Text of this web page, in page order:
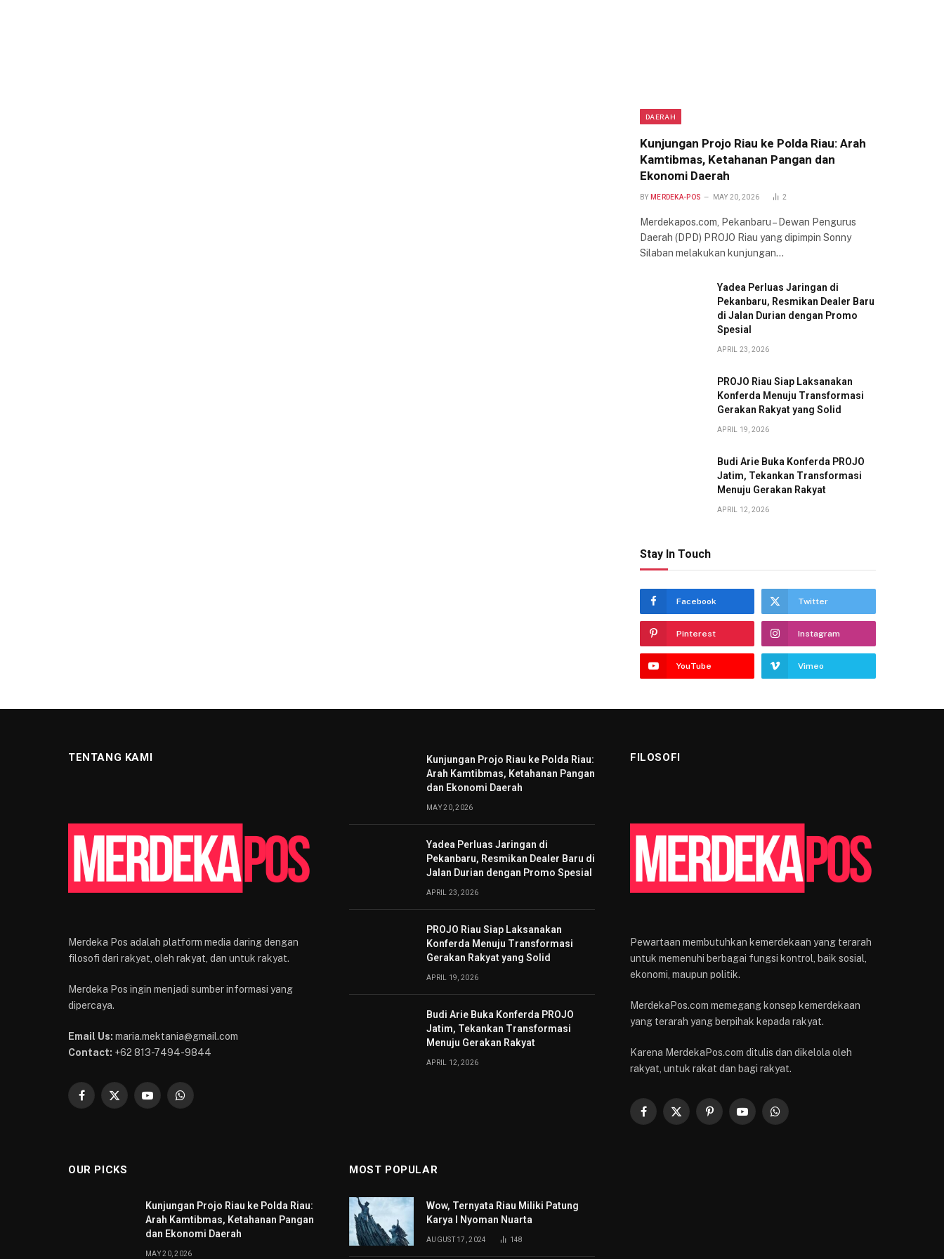
DAERAH
Kunjungan Projo Riau ke Polda Riau: Arah
Kamtibmas, Ketahanan Pangan dan
Ekonomi Daerah
BY MERDEKA-POS MAY 20, 2026 2
Merdekapos.com, Pekanbaru – Dewan Pengurus
Daerah (DPD) PROJO Riau yang dipimpin Sonny
Silaban melakukan kunjungan…
Yadea Perluas Jaringan di
Pekanbaru, Resmikan Dealer Baru
di Jalan Durian dengan Promo
Spesial
APRIL 23, 2026
PROJO Riau Siap Laksanakan
Konferda Menuju Transformasi
Gerakan Rakyat yang Solid
APRIL 19, 2026
Budi Arie Buka Konferda PROJO
Jatim, Tekankan Transformasi
Menuju Gerakan Rakyat
APRIL 12, 2026
Stay In Touch
Facebook Twitter
Pinterest Instagram
YouTube Vimeo
TENTANG KAMI
Merdeka Pos adalah platform media daring dengan
filosofi dari rakyat, oleh rakyat, dan untuk rakyat.
Merdeka Pos ingin menjadi sumber informasi yang
dipercaya.
Email Us: maria.mektania@gmail.com
Contact: +62 813-7494-9844
Facebook
X
YouTubeWhatsApp
Kunjungan Projo Riau ke Polda Riau:
Arah Kamtibmas, Ketahanan Pangan
dan Ekonomi Daerah
MAY 20, 2026
Yadea Perluas Jaringan di
Pekanbaru, Resmikan Dealer Baru di
Jalan Durian dengan Promo Spesial
APRIL 23, 2026
PROJO Riau Siap Laksanakan
Konferda Menuju Transformasi
Gerakan Rakyat yang Solid
APRIL 19, 2026
Budi Arie Buka Konferda PROJO
Jatim, Tekankan Transformasi
Menuju Gerakan Rakyat
APRIL 12, 2026
FILOSOFI
Pewartaan membutuhkan kemerdekaan yang terarah
untuk memenuhi berbagai fungsi kontrol, baik sosial,
ekonomi, maupun politik.
MerdekaPos.com memegang konsep kemerdekaan
yang terarah yang berpihak kepada rakyat.
Karena MerdekaPos.com ditulis dan dikelola oleh
rakyat, untuk rakat dan bagi rakyat.
Facebook
X
PinterestYouTubeWhatsApp
OUR PICKS
Kunjungan Projo Riau ke Polda Riau:
Arah Kamtibmas, Ketahanan Pangan
dan Ekonomi Daerah
MAY 20, 2026
MOST POPULAR
Wow, Ternyata Riau Miliki Patung
Karya I Nyoman Nuarta
AUGUST 17, 2024 148